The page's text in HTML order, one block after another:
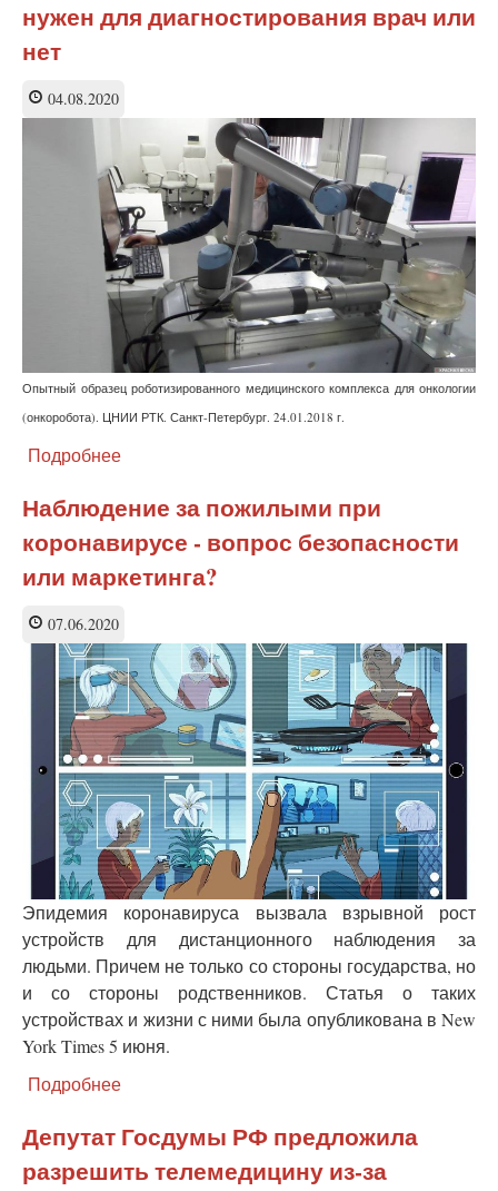
врач
нужен для диагностирования врач или
нет
04.08.2020
​Опытный образец роботизированного медицинского комплекса для онкологии
(онкоробота). ЦНИИ РТК. Санкт-Петербург. 24.01.2018 г.
Подробнее
ИИ,
который
решает,
для
или
нет
Наблюдение за пожилыми при
коронавирусе - вопрос безопасности
или маркетинга?
07.06.2020
Эпидемия коронавируса вызвала взрывной рост
устройств для дистанционного наблюдения за
людьми. Причем не только со стороны государства, но
и со стороны родственников. Статья о таких
устройствах и жизни с ними была опубликована в New
York Times 5 июня.
Подробнее
за
пожилыми
при
Депутат Госдумы РФ предложила
разрешить телемедицину из-за